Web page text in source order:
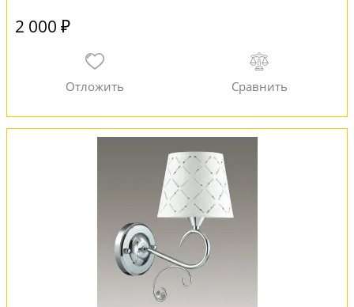
2 000 ₽